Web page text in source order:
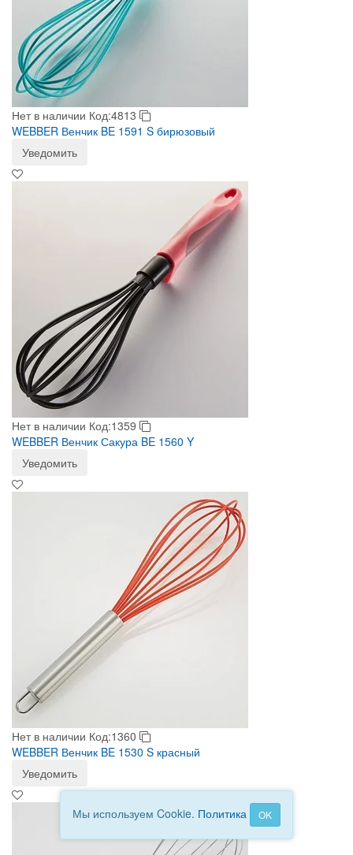
Нет в наличии Код:4813
WEBBER Венчик BE 1591 S бирюзовый
Уведомить
Нет в наличии Код:1359
WEBBER Венчик Сакура BE 1560 Y
Уведомить
Нет в наличии Код:1360
WEBBER Венчик BE 1530 S красный
Уведомить
Мы используем Cookie. Политика OK